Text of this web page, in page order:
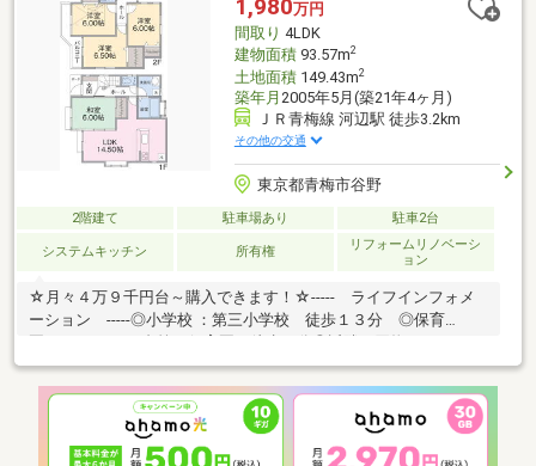
のこと、小さな疑問等ございましたらお気軽にお問い合わせくだ
さい♪
1,980万円
間取り 4LDK
建物面積93.57m2
土地面積149.43m2
築年月 2005年5月(築21年4ヶ月)
ＪＲ青梅線 河辺駅 徒歩3.2km
その他の交通
東京都青梅市谷野
2階建て 駐車場あり 駐車2台
システムキッチン 所有権
リフォームリノベーシ
ョン
☆月々４万９千円台～購入できます！☆----- ライフインフォメ
ーション -----◎小学校 ：第三小学校 徒歩１３分 ◎保育
オザム青梅今寺店 徒歩２５分 ◎公共施設 ：東原公
園 徒歩２８分---------- ライフイメージ ----------☆LDK１４．５
帖！■生活施設や教育施設が整った快適な住環境♪■自然豊かで穏
やかな住宅地に立地している中古戸建！【コスモホームでは専属
の担当者がトータルサポート致します】物件のこと、小さな疑問